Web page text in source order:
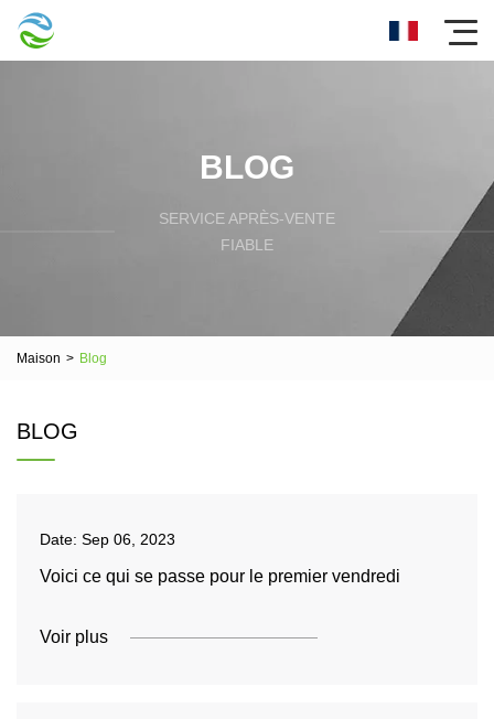
BLOG
SERVICE APRÈS-VENTE
FIABLE
Maison > Blog
BLOG
Date: Sep 06, 2023
Voici ce qui se passe pour le premier vendredi
Voir plus